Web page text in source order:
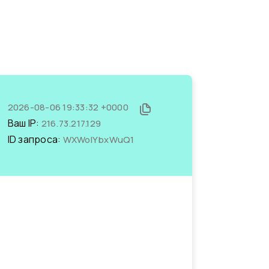
2026-08-06 19:33:32 +0000
Ваш IP: 216.73.217.129
ID запроса: WXWolYbxWuQ1